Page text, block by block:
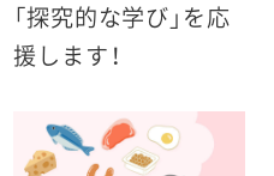
「探究的な学び」を応
援します！